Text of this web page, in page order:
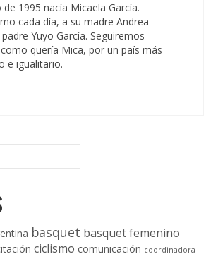
1995 nacía Micaela García.
cada día, a su madre Andrea
Yuyo García. Seguiremos
quería Mica, por un país más
e igualitario.
basquet basquet femenino
ciclismo comunicación coordinadora